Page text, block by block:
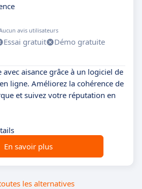
avis utilisateurs
Essai gratuit
Démo gratuite
aisance grâce à un logiciel de
ligne. Améliorez la cohérence de
et suivez votre réputation en
En savoir plus
les alternatives